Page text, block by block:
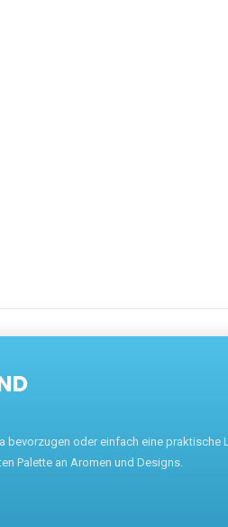
bevorzugen oder einfach eine praktische
Palette an Aromen und Designs.